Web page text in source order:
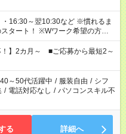
16:30～翌10:30など ※慣れるま
ーク希望の方へ
時間と、もう1つのお仕事の勤務
る場合は応募できません。
！】2カ月～ ■ご応募から最短2～
40～50代活躍中 / 服装自由 / シフ
/ 電話対応なし / パソコンスキル不
る 詳細へ